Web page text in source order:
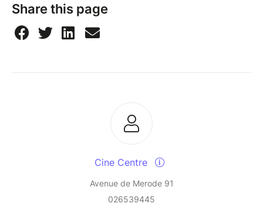
Share this page
Cine Centre
Avenue de Merode 91
026539445